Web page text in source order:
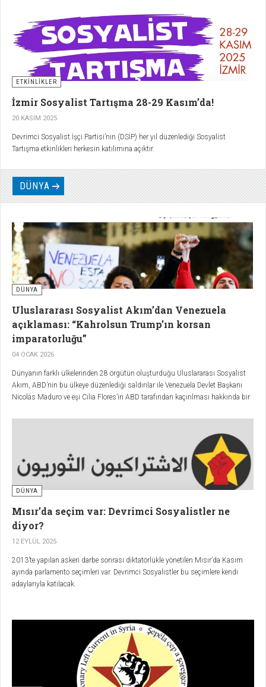
ETKİNLİKLER
İzmir Sosyalist Tartışma 28-29 Kasım’da!
20 KASIM 2025
Devrimci Sosyalist İşçi Partisi’nin (DSİP) her yıl düzenlediği Sosyalist
Tartışma etkinlikleri herkesin katılımına açıktır.
DÜNYA
DÜNYA
Uluslararası Sosyalist Akım’dan Venezuela
açıklaması: “Kahrolsun Trump’ın korsan
imparatorluğu”
04 OCAK 2026
Dünyanın farklı ülkelerinden 28 örgütün oluşturduğu Uluslararası Sosyalist
Akım, ABD’nin bu ülkeye düzenlediği saldırılar ile Venezuela Devlet Başkanı
Nicolás Maduro ve eşi Cilia Flores’in ABD tarafından kaçırılması hakkında bir
DÜNYA
Mısır’da seçim var: Devrimci Sosyalistler ne
diyor?
12 EYLÜL 2025
2013’te yapılan askeri darbe sonrası diktatörlükle yönetilen Mısır’da Kasım
ayında parlamento seçimleri var. Devrimci Sosyalistler bu seçimlere kendi
adaylarıyla katılacak.